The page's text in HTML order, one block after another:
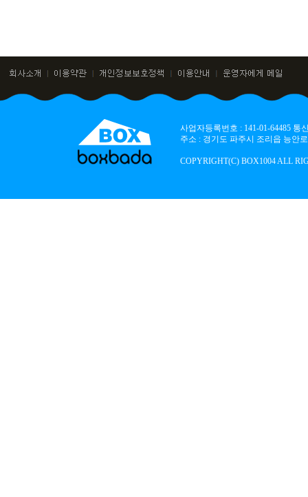
사업자등록번호 : 141-01-64485
주소 : 경기도 파주시 조리읍 능안
COPYRIGHT(C) BOX1004 ALL